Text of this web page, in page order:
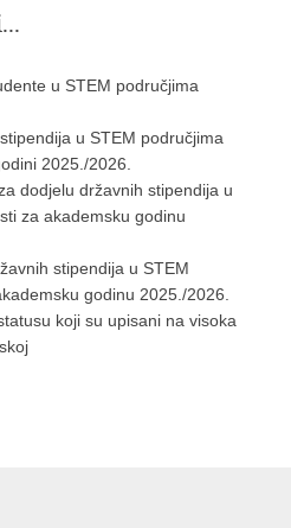
u STEM područjima
u STEM područjima
2025./2026.
dodjelu državnih stipendija u
za akademsku godinu
stipendija u STEM
godinu 2025./2026.
koji su upisani na visoka